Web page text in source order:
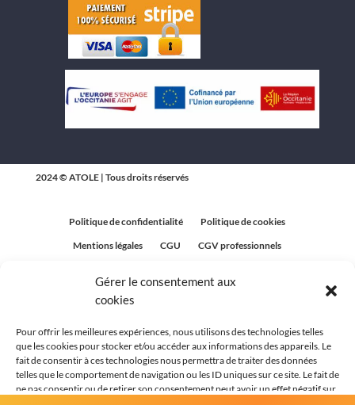
Gérer le consentement aux
cookies
Pour offrir les meilleures expériences, nous utilisons des technologies telles
que les cookies pour stocker et/ou accéder aux informations des appareils. Le
fait de consentir à ces technologies nous permettra de traiter des données
telles que le comportement de navigation ou les ID uniques sur ce site. Le fait de
ne pas consentir ou de retirer son consentement peut avoir un effet négatif sur
2024 © ATOLE | Tous droits réservés
Politique de confidentialité
Politique de cookies
Mentions légales
CGU
CGV professionnels